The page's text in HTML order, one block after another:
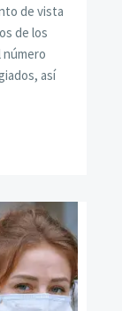
de vista
de los
así